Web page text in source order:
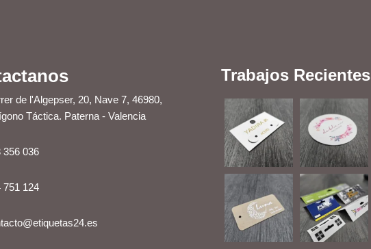
de l'Algepser, 20, Nave 7, 46980,
Táctica. Paterna - Valencia
356 036
751 124
Trabajos Recientes